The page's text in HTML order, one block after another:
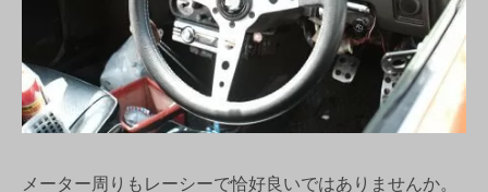
メーター周りもレーシーで恰好良いではありませんか。